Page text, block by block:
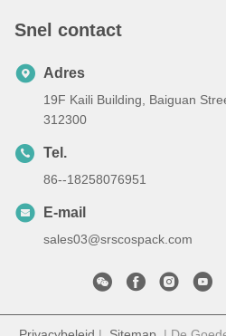
Snel contact
Adres
19F Kaili Building, Baiguan
312300
Tel.
86--18258076951
E-mail
sales03@srscospack.com